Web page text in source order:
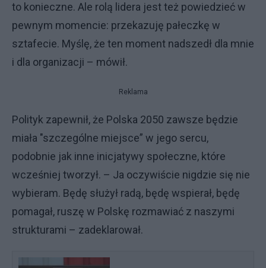
to konieczne. Ale rolą lidera jest też powiedzieć w
pewnym momencie: przekazuję pałeczkę w
sztafecie. Myślę, że ten moment nadszedł dla mnie
i dla organizacji – mówił.
Reklama
Polityk zapewnił, że Polska 2050 zawsze będzie
miała "szczególne miejsce” w jego sercu,
podobnie jak inne inicjatywy społeczne, które
wcześniej tworzył. – Ja oczywiście nigdzie się nie
wybieram. Będę służył radą, będę wspierał, będę
pomagał, ruszę w Polskę rozmawiać z naszymi
strukturami – zadeklarował.